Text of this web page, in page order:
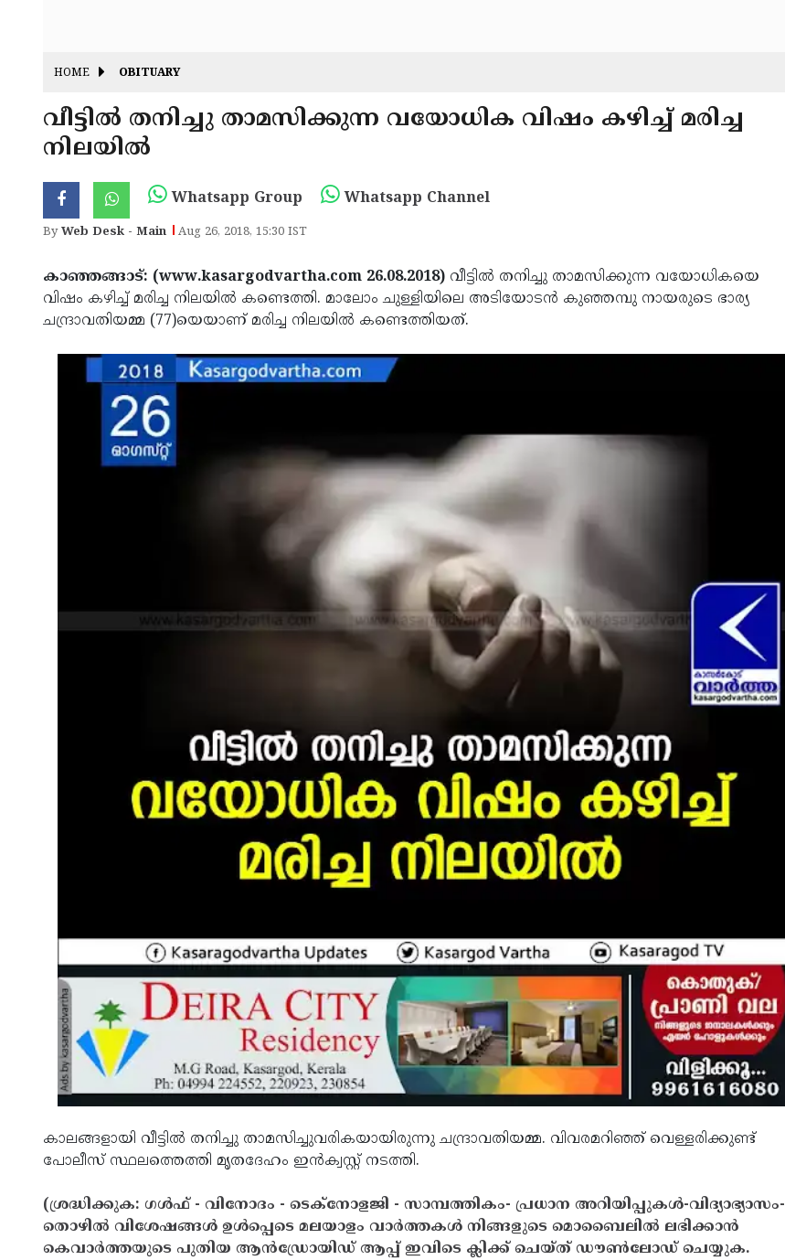
HOME OBITUARY
വീട്ടില്‍ തനിച്ചു താമസിക്കുന്ന വയോധിക വിഷം കഴിച്ച് മരിച്ച
നിലയില്‍
Whatsapp Group Whatsapp Channel
ByWeb Desk - Main Aug 26, 2018, 15:30 IST
കാഞ്ഞങ്ങാട്: (www.kasargodvartha.com 26.08.2018) വീട്ടില്‍ തനിച്ചു താമസിക്കുന്ന വയോധികയെ
വിഷം കഴിച്ച് മരിച്ച നിലയില്‍ കണ്ടെത്തി. മാലോം ചുള്ളിയിലെ അടിയോടന്‍ കുഞ്ഞമ്പു നായരുടെ ഭാര്യ
ചന്ദ്രാവതിയമ്മ (77)യെയാണ് മരിച്ച നിലയില്‍ കണ്ടെത്തിയത്.
കാലങ്ങളായി വീട്ടില്‍ തനിച്ചു താമസിച്ചുവരികയായിരുന്നു ചന്ദ്രാവതിയമ്മ. വിവരമറിഞ്ഞ് വെള്ളരിക്കുണ്ട്
പോലീസ് സ്ഥലത്തെത്തി മൃതദേഹം ഇന്‍ക്വസ്റ്റ് നടത്തി.
(ശ്രദ്ധിക്കുക: ഗൾഫ് - വിനോദം - ടെക്നോളജി - സാമ്പത്തികം- പ്രധാന അറിയിപ്പുകൾ-വിദ്യാഭ്യാസം-
തൊഴിൽ വിശേഷങ്ങൾ ഉൾപ്പെടെ മലയാളം വാർത്തകൾ നിങ്ങളുടെ മൊബൈലിൽ ലഭിക്കാൻ
കെവാർത്തയുടെ പുതിയ ആൻഡ്രോയിഡ് ആപ്പ് ഇവിടെ ക്ലിക്ക് ചെയ്ത് ഡൗൺലോഡ് ചെയ്യുക.